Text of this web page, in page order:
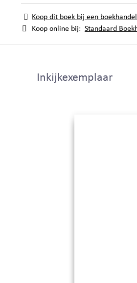
Koop dit boek bij een
Koop online bij: Standaard
Inkijkexemplaar